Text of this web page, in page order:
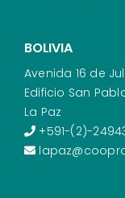
BOLIVIA
Avenida 16 de
Edificio San
La Paz
+591-(2)-